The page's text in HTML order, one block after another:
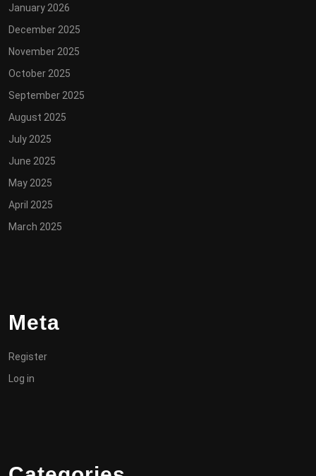
January 2026
December 2025
November 2025
October 2025
September 2025
August 2025
July 2025
June 2025
May 2025
April 2025
March 2025
Meta
Register
Log in